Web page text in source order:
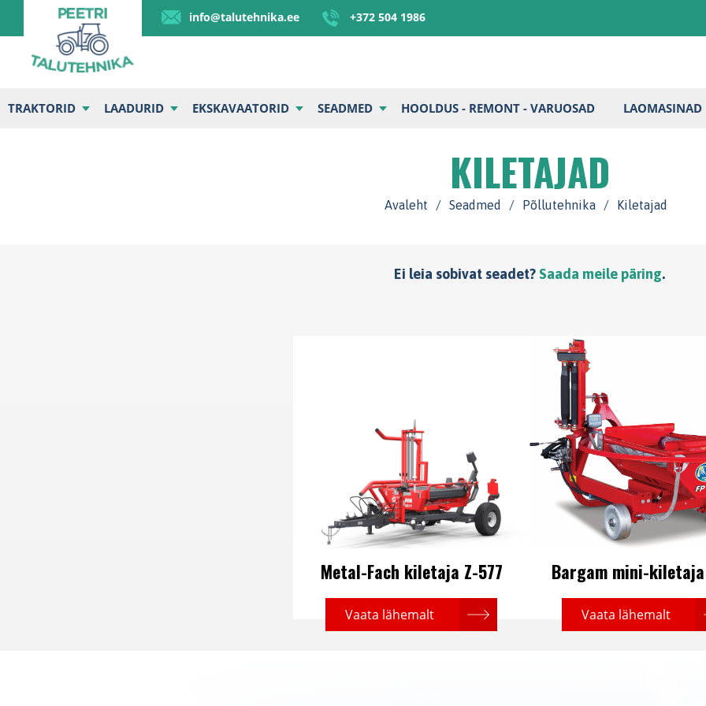
info@talutehnika.ee +372 504 1986
TRAKTORID LAADURID EKSKAVAATORID SEADMED HOOLDUS - REMONT - VARUOSAD LAOMASINAD
KILETAJAD
Avaleht / Seadmed / Põllutehnika / Kiletajad
Ei leia sobivat seadet?Saada meile päring.
Metal-Fach kiletaja Z-577
Vaata lähemalt
Bargam mini-kiletaja
Vaata lähemalt